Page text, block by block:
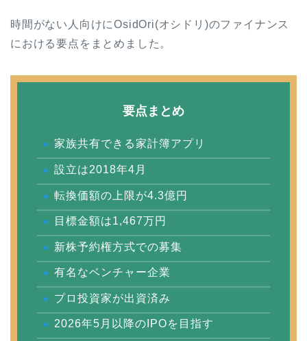
時間がない人向けにOsidOri(オシドリ)のファイナンス
における要点をまとめました。
要点まとめ
家族共有できる家計簿アプリ
設立は2018年4月
転換価額の上限が4.3億円
目標金額は1,467万円
新株予約権方式での募集
有名なベンチャー企業
プロ投資家が出資済み
2026年5月以降のIPOを目指す